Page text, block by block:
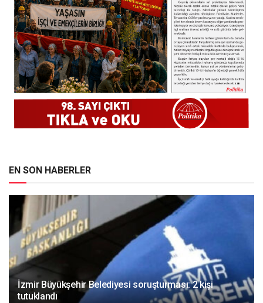
EN SON HABERLER
İzmir Büyükşehir Belediyesi soruşturması: 2 kişi
tutuklandı